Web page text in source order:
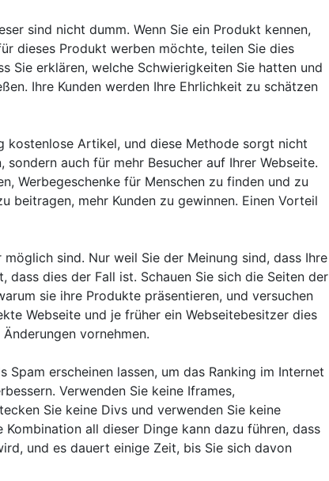
sind nicht dumm. Wenn Sie ein Produkt kennen,
dieses Produkt werben möchte, teilen Sie dies
Sie erklären, welche Schwierigkeiten Sie hatten und
Ihre Kunden werden Ihre Ehrlichkeit zu schätzen
kostenlose Artikel, und diese Methode sorgt nicht
auch für mehr Besucher auf Ihrer Webseite.
Werbegeschenke für Menschen zu finden und zu
beitragen, mehr Kunden zu gewinnen. Einen Vorteil
sind. Nur weil Sie der Meinung sind, dass Ihre
dies der Fall ist. Schauen Sie sich die Seiten der
sie ihre Produkte präsentieren, und versuchen
Webseite und je früher ein Webseitebesitzer dies
vornehmen.
Spam erscheinen lassen, um das Ranking im Internet
Verwenden Sie keine Iframes,
Sie keine Divs und verwenden Sie keine
all dieser Dinge kann dazu führen, dass
und es dauert einige Zeit, bis Sie sich davon